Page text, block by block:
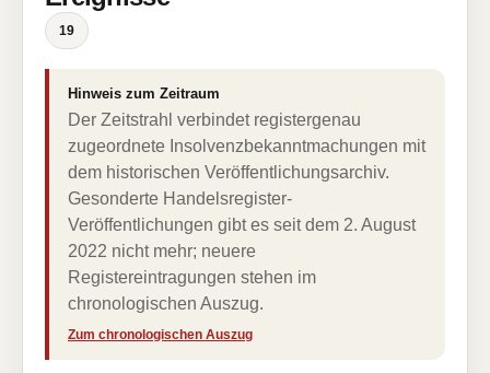
19
Hinweis zum Zeitraum
Der Zeitstrahl verbindet registergenau
zugeordnete Insolvenzbekanntmachungen mit
dem historischen Veröffentlichungsarchiv.
Gesonderte Handelsregister-
Veröffentlichungen gibt es seit dem 2. August
2022 nicht mehr; neuere
Registereintragungen stehen im
chronologischen Auszug.
Zum chronologischen Auszug